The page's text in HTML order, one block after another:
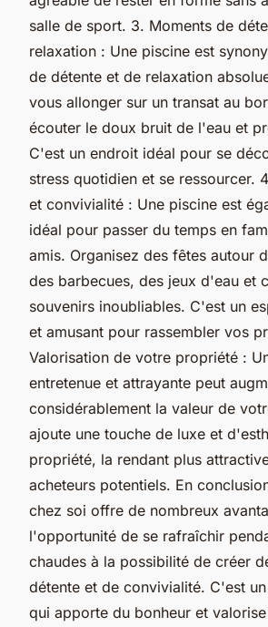
salle de sport. 3. Moments de
relaxation : Une piscine est
de détente et de relaxation
vous allonger sur un transat au
écouter le doux bruit de l'eau et
C'est un endroit idéal pour se
stress quotidien et se ressourcer.
et convivialité : Une piscine est
idéal pour passer du temps en
amis. Organisez des fêtes autour
des barbecues, des jeux d'eau et
souvenirs inoubliables. C'est un
et amusant pour rassembler vos
Valorisation de votre propriété :
entretenue et attrayante peut
considérablement la valeur de
ajoute une touche de luxe et
propriété, la rendant plus
acheteurs potentiels. En
chez soi offre de nombreux
l'opportunité de se rafraîchir
chaudes à la possibilité de créer
détente et de convivialité. C'est
qui apporte du bonheur et